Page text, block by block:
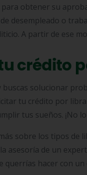
obtener su
desempleado o
A partir de ese
crédito
buscas solucionar
tu crédito por
tus sueños. ¡No
sobre los tipos de
asesoría de un
querrías hacer con